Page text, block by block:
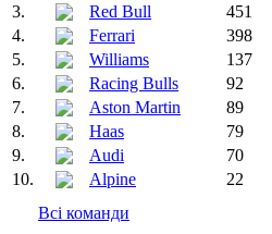
3.
Red Bull
451
4.
Ferrari
398
5.
Williams
137
6.
Racing Bulls
92
7.
Aston Martin
89
8.
Haas
79
9.
Audi
70
10.
Alpine
22
Всі команди